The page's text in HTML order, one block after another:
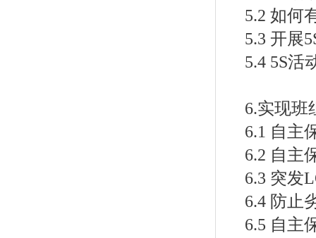
5.2 如何
5.3 开展
5.4 5S活
6.实现班
6.1 自主
6.2 自主
6.3 突发
6.4 防止
6.5 自主